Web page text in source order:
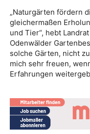
„Naturgärten fördern
gleichermaßen
und Tier“, hebt
Odenwälder
solche Gärten, nicht
mich sehr freuen,
Erfahrungen